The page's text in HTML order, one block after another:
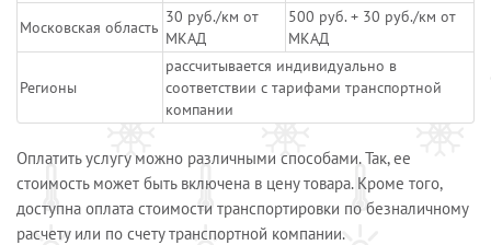
Московская область
30 руб./км от
МКАД
500 руб. + 30 руб./км от
МКАД
Регионы
рассчитывается индивидуально в
соответствии с тарифами транспортной
компании
Оплатить услугу можно различными способами. Так, ее
стоимость может быть включена в цену товара. Кроме того,
доступна оплата стоимости транспортировки по безналичному
расчету или по счету транспортной компании.